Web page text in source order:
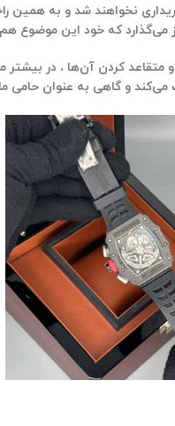
نخواهند شد و به
می‌گذارد که خود این
و متقاعد کردن آن‌ها ، در
و گاهی به عنوان حامی